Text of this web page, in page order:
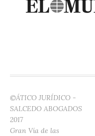
©ÁTICO JURÍDICO -
SALCEDO ABOGADOS
2017
Gran Vía de las